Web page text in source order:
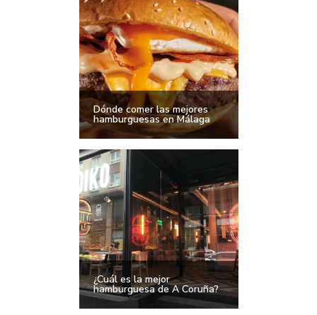
Dónde comer las mejores
hamburguesas en Málaga
¿Cuál es la mejor
hamburguesa de A Coruña?